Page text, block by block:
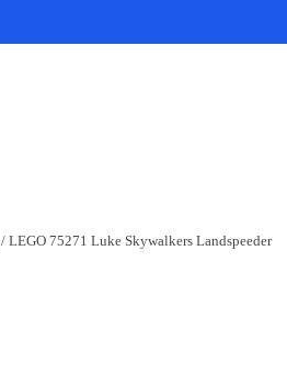
/ LEGO 75271 Luke Skywalkers Landspeeder